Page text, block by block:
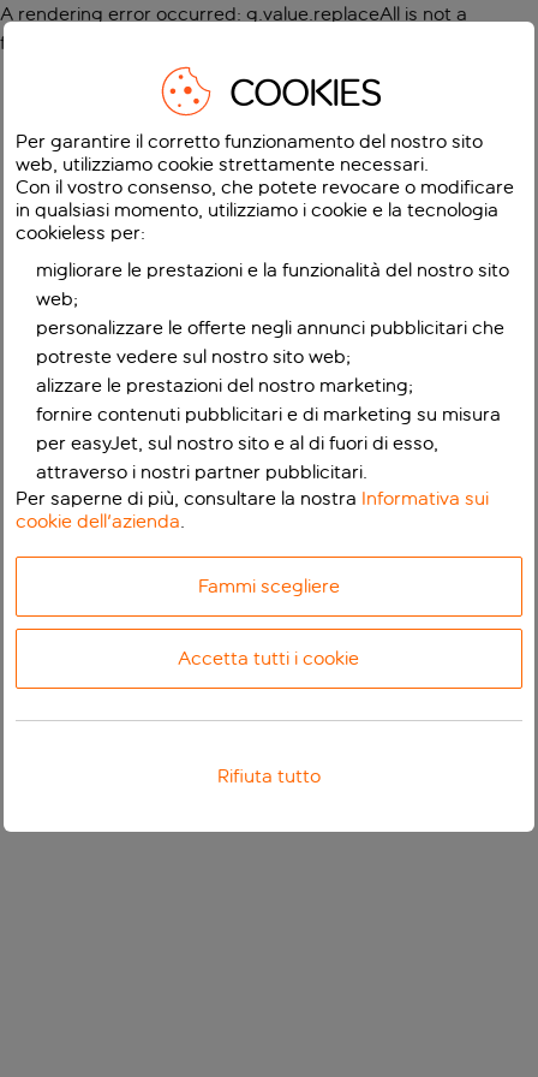
A rendering error occurred: g.value.replaceAll is not a
function
COOKIES
Per garantire il corretto funzionamento del nostro sito
web, utilizziamo cookie strettamente necessari.
Con il vostro consenso, che potete revocare o modificare
in qualsiasi momento, utilizziamo i cookie e la tecnologia
cookieless per:
migliorare le prestazioni e la funzionalità del nostro sito
web;
personalizzare le offerte negli annunci pubblicitari che
potreste vedere sul nostro sito web;
alizzare le prestazioni del nostro marketing;
fornire contenuti pubblicitari e di marketing su misura
per easyJet, sul nostro sito e al di fuori di esso,
attraverso i nostri partner pubblicitari.
Per saperne di più, consultare la nostra Informativa sui
cookie dell'azienda.
Fammi scegliere
Accetta tutti i cookie
Rifiuta tutto